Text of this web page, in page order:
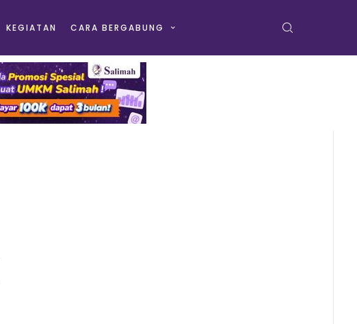
KEGIATAN CARA BERGABUNG